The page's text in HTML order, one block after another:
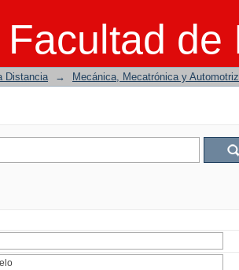
de
Distancia → Mecánica, Mecatrónica y Automotriz